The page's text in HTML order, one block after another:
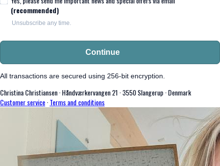
(recommended)
Unsubscribe any time.
Continue
All transactions are secured using 256-bit encryption.
Christina Christiansen·Håndværkervangen 21 ·3550 Slangerup ·Denmark
Customer service·Terms and conditions